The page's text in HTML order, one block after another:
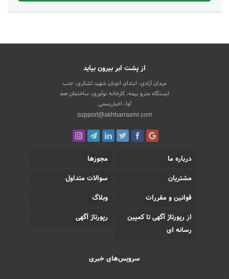
از پشت ابر بیرون بیاید
میدان آزادی، ابتدای اتوبان شهید لشکری، جنب
ایستگاه مترو بیمه، کارخانه نوآوری، ساختمان هم
آوا، اخباررسمی
support@akhbarrasmi.com
درباره ما
مجوزها
مشتریان
سوالات متداول
قوانین و مقررات
وبلاگ
از رپورتاژ آگهی تا کمپین
رسانه ای
رپورتاژ آگهی
سرویس‌های خبری